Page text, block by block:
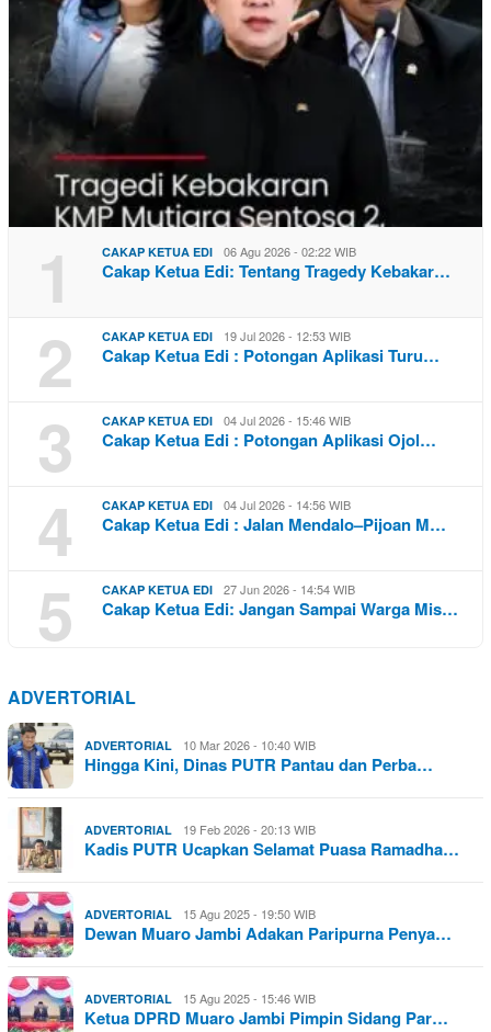
1 CAKAP KETUA EDI 06 Agu 2026 - 02:22 WIB
Cakap Ketua Edi: Tentang Tragedy Kebakar…
2 CAKAP KETUA EDI 19 Jul 2026 - 12:53 WIB
Cakap Ketua Edi : Potongan Aplikasi Turu…
3 CAKAP KETUA EDI 04 Jul 2026 - 15:46 WIB
Cakap Ketua Edi : Potongan Aplikasi Ojol…
4 CAKAP KETUA EDI 04 Jul 2026 - 14:56 WIB
Cakap Ketua Edi : Jalan Mendalo–Pijoan M…
5 CAKAP KETUA EDI 27 Jun 2026 - 14:54 WIB
Cakap Ketua Edi: Jangan Sampai Warga Mis…
ADVERTORIAL
ADVERTORIAL 10 Mar 2026 - 10:40 WIB
Hingga Kini, Dinas PUTR Pantau dan Perba…
ADVERTORIAL 19 Feb 2026 - 20:13 WIB
Kadis PUTR Ucapkan Selamat Puasa Ramadha…
ADVERTORIAL 15 Agu 2025 - 19:50 WIB
Dewan Muaro Jambi Adakan Paripurna Penya…
ADVERTORIAL 15 Agu 2025 - 15:46 WIB
Ketua DPRD Muaro Jambi Pimpin Sidang Par…